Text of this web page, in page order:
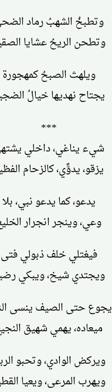
وتطبخُ الشهبُ رماد
وتطحن الريحُ عشايا
ويلهث الصبحُ كمهجورة
يجتاح نهديها خيالُ
***
شيء يناغي، داخلي
يزقو، يدوًّي، كالزحام
يدعو، كما يدعو نبي، بلا
وعي، وينجر انجرار
فيغتلي خلف ذبولي فتى
ويجتدي شيخ، ويبكي
يجوع حتى الصيف ينسى
ميعاده، يهمي شهيق
ويركض الوادي، وتحبو
ويهرب المرعى، ويعيا